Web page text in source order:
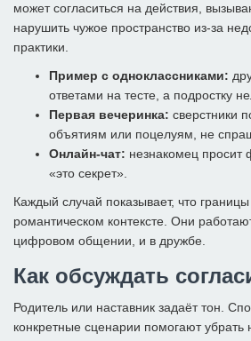
может согласиться на действия,
нарушить чужое пространство из-за
практики.
Пример с одноклассниками:
ответами на тесте, а подростку
Первая вечеринка: сверстники
объятиям или поцелуям, не
Онлайн-чат: незнакомец просит
«это секрет».
Каждый случай показывает, что
романтическом контексте. Они
цифровом общении, и в дружбе.
Как обсуждать
Родитель или наставник задаёт тон.
конкретные сценарии помогают убрать